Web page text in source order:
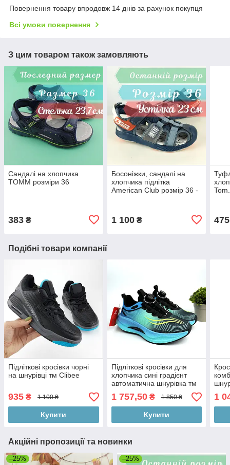
Повернення товару впродовж 14 днів за рахунок покупця
Всі умови повернення
З цим товаром також замовляють
Сандалі на хлопчика
TOMM розміри 36
383 ₴
Босоніжки, сандалі на
хлопчика підлітка
American Club розмір 36 -
1 100₴ 475
Подібні товари компанії
Підліткові кросівки чорні
на шнурівці тм Clibee
935 ₴ 1 100 ₴
Купити
Підліткові кросівки для
хлопчика сині градієнт
автоматична шнурівка тм
Apawwa
1 757,50₴ 1 850 ₴
Купити
1
Акційні пропозиції та новинки
–25% –25%